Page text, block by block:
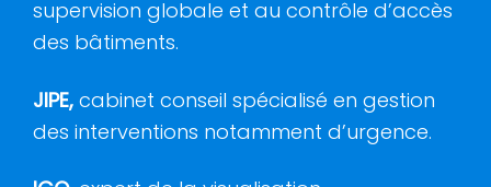
supervision globale et au contrôle d’accès
des bâtiments.
JIPE, cabinet conseil spécialisé en gestion
des interventions notamment d’urgence.